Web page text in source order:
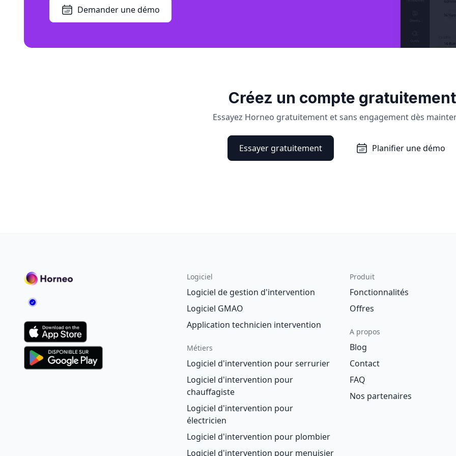
Demander une démo
Créez un compte gratuitement
Essayez Horneo gratuitement et sans engagement dès
Essayer gratuitement Planifier une démo
Logiciel
Logiciel de gestion d'intervention
Logiciel GMAO
Application technicien intervention
Métiers
Logiciel d'intervention pour serrurier
Logiciel d'intervention pour
chauffagiste
Logiciel d'intervention pour
électricien
Logiciel d'intervention pour plombier
Logiciel d'intervention pour menuisier
Produit
Fonctionnalités
Offres
A propos
Blog
Contact
FAQ
Nos partenaires